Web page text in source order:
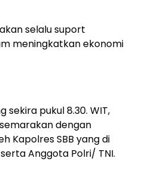
selalu suport
meningkatkan ekonomi
sekira pukul 8.30. WIT,
dengan
Kapolres SBB yang di
serta Anggota Polri/ TNI.